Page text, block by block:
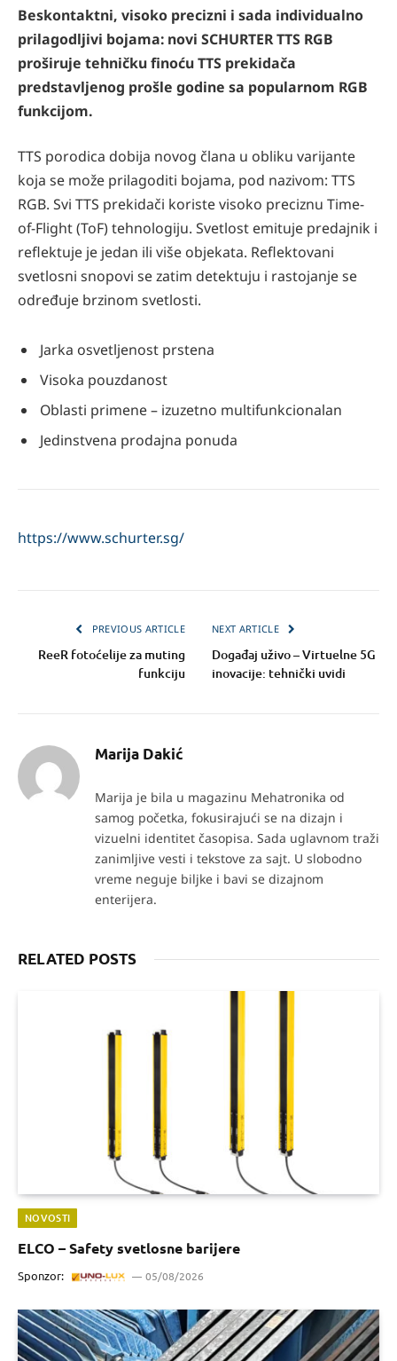
Beskontaktni, visoko precizni i sada individualno
prilagodljivi bojama: novi SCHURTER TTS RGB
proširuje tehničku finoću TTS prekidača
predstavljenog prošle godine sa popularnom RGB
funkcijom.
TTS porodica dobija novog člana u obliku varijante
koja se može prilagoditi bojama, pod nazivom: TTS
RGB. Svi TTS prekidači koriste visoko preciznu Time-
of-Flight (ToF) tehnologiju. Svetlost emituje predajnik i
reflektuje je jedan ili više objekata. Reflektovani
svetlosni snopovi se zatim detektuju i rastojanje se
određuje brzinom svetlosti.
Jarka osvetljenost prstena
Visoka pouzdanost
Oblasti primene – izuzetno multifunkcionalan
Jedinstvena prodajna ponuda
https://www.schurter.sg/
PREVIOUS ARTICLE
ReeR fotoćelije za muting
funkciju
NEXT ARTICLE
Događaj uživo – Virtuelne 5G
inovacije: tehnički uvidi
Marija Dakić
Marija je bila u magazinu Mehatronika od
samog početka, fokusirajući se na dizajn i
vizuelni identitet časopisa. Sada uglavnom traži
zanimljive vesti i tekstove za sajt. U slobodno
vreme neguje biljke i bavi se dizajnom
enterijera.
RELATED POSTS
NOVOSTI
ELCO – Safety svetlosne barijere
Sponzor: 05/08/2026